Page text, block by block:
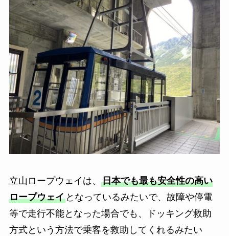
立山ロープウェイは、 日本でも最も安全性の高い
ロープウェイとなっているみたいで、故障や停電
等で走行不能となった場合でも、ドッキング救助
方式という方法で乗客を救助してくれるみたい